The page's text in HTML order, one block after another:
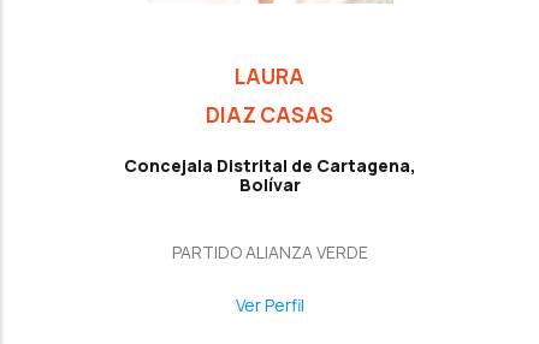
LAURA
DIAZ CASAS
Concejala Distrital de Cartagena,
Bolívar
PARTIDO ALIANZA VERDE
Ver Perfil